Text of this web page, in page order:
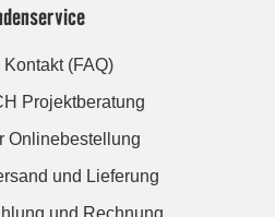
Kontakt (FAQ)
Projektberatung
Onlinebestellung
und Lieferung
und Rechnung